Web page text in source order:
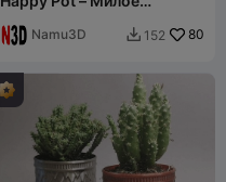
Namu3D  152 80